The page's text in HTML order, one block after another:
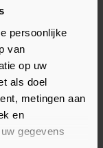
persoonlijke
van
op uw
als doel
metingen aan
en
gegevens
samen
die
bij de
de
zege als